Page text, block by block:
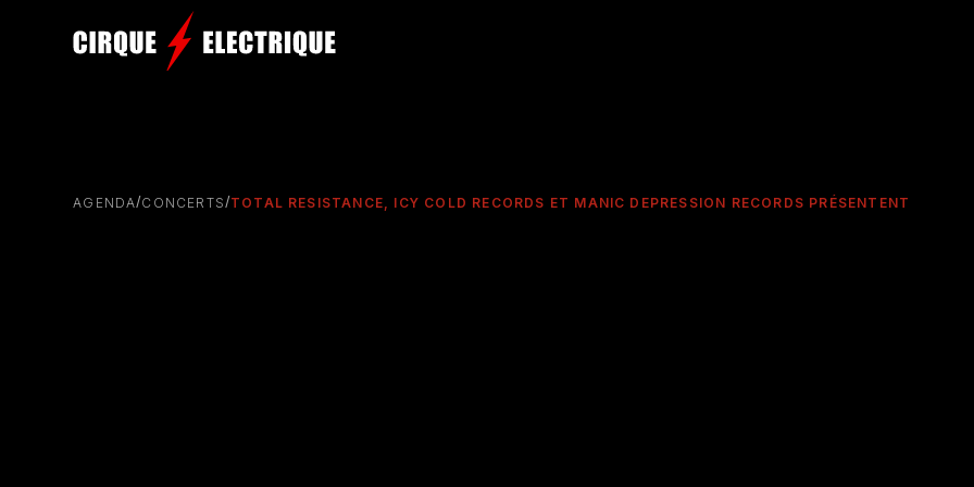
AGENDA/CONCERTS/TOTAL RESISTANCE, ICY COLD RECORDS ET MANIC DEPRESSION RECORDS PRÉSENTENT